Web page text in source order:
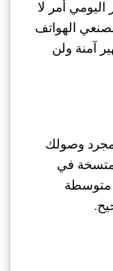
اليومي أمر لا
الهواتف
آمنة ولن
وصولك
في
متوسطة